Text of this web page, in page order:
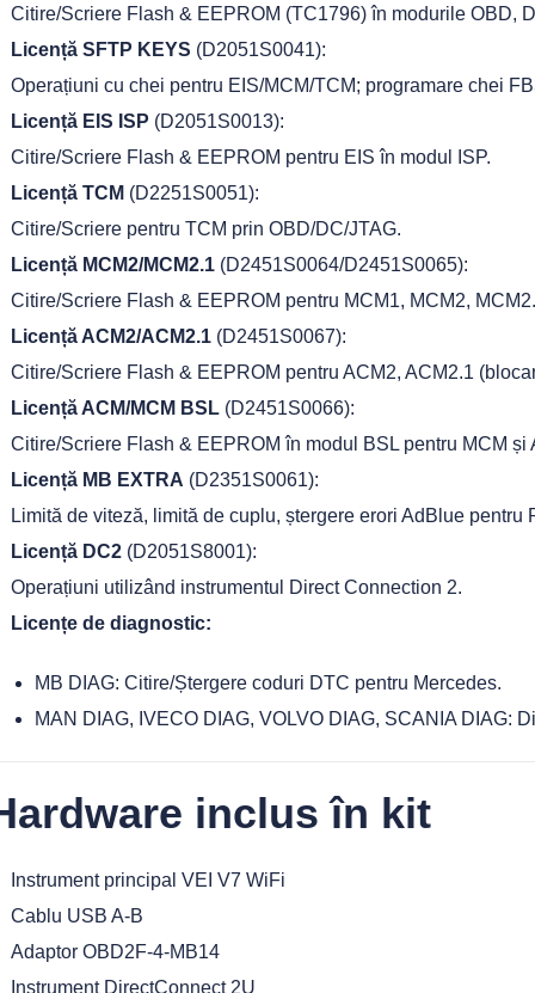
Citire/Scriere Flash & EEPROM (TC1796) în modurile OBD,
Licență SFTP KEYS (D2051S0041):
Operațiuni cu chei pentru EIS/MCM/TCM; programare chei
Licență EIS ISP (D2051S0013):
Citire/Scriere Flash & EEPROM pentru EIS în modul ISP.
Licență TCM (D2251S0051):
Citire/Scriere pentru TCM prin OBD/DC/JTAG.
Licență MCM2/MCM2.1(D2451S0064/D2451S0065):
Citire/Scriere Flash & EEPROM pentru MCM1, MCM2,
Licență ACM2/ACM2.1(D2451S0067):
Citire/Scriere Flash & EEPROM pentru ACM2, ACM2.1
Licență ACM/MCM BSL(D2451S0066):
Citire/Scriere Flash & EEPROM în modul BSL pentru MCM și
Licență MB EXTRA (D2351S0061):
Limită de viteză, limită de cuplu, ștergere erori AdBlue pentru
Licență DC2(D2051S8001):
Operațiuni utilizând instrumentul Direct Connection 2.
Licențe de diagnostic:
MB DIAG: Citire/Ștergere coduri DTC pentru Mercedes.
MAN DIAG, IVECO DIAG, VOLVO DIAG, SCANIA DIAG:
inclus în kit
Instrument principal VEI V7 WiFi
Cablu USB A-B
Adaptor OBD2F-4-MB14
Instrument DirectConnect 2U